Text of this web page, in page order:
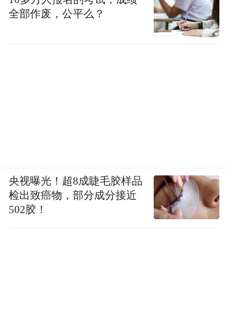
全部作废，公平么？
央视曝光！超8成睫毛胶样品
检出致癌物，部分成分接近
502胶！